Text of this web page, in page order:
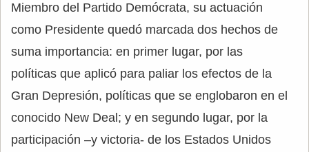
Miembro del Partido Demócrata, su actuación
como Presidente quedó marcada dos hechos de
suma importancia: en primer lugar, por las
políticas que aplicó para paliar los efectos de la
Gran Depresión, políticas que se englobaron en el
conocido New Deal; y en segundo lugar, por la
participación –y victoria- de los Estados Unidos